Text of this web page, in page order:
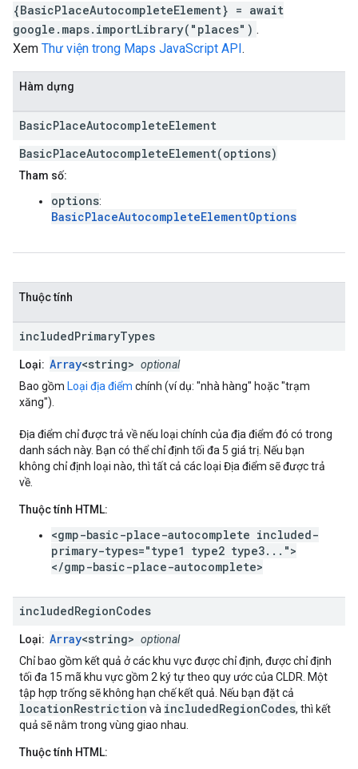
{BasicPlaceAutocompleteElement} = await
google.maps.importLibrary("places") .
Xem Thư viện trong Maps JavaScript API .
Hàm dựng
BasicPlaceAutocompleteElement
BasicPlaceAutocompleteElement(options)
Tham số:
options:
BasicPlaceAutocompleteElementOptions
Thuộc tính
includedPrimaryTypes
Loại: Array<string> optional
Bao gồm Loại địa điểm chính (ví dụ: "nhà hàng" hoặc "trạm
xăng").
Địa điểm chỉ được trả về nếu loại chính của địa điểm đó có trong
danh sách này. Bạn có thể chỉ định tối đa 5 giá trị. Nếu bạn
không chỉ định loại nào, thì tất cả các loại Địa điểm sẽ được trả
về.
Thuộc tính HTML:
<gmp-basic-place-autocomplete included-
primary-types="type1 type2 type3...">
</gmp-basic-place-autocomplete>
includedRegionCodes
Loại: Array<string> optional
Chỉ bao gồm kết quả ở các khu vực được chỉ định, được chỉ định
tối đa 15 mã khu vực gồm 2 ký tự theo quy ước của CLDR. Một
tập hợp trống sẽ không hạn chế kết quả. Nếu bạn đặt cả
locationRestriction và includedRegionCodes, thì kết
quả sẽ nằm trong vùng giao nhau.
Thuộc tính HTML: